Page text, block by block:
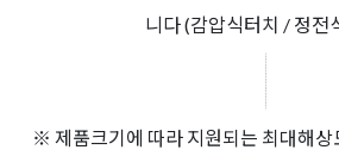
니다 (감압식터치 / 정전
※ 제품크기에 따라 지원되는 최대해상